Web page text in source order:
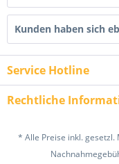
Kunden haben sich
Service Hotline
Rechtliche
* Alle Preise inkl.